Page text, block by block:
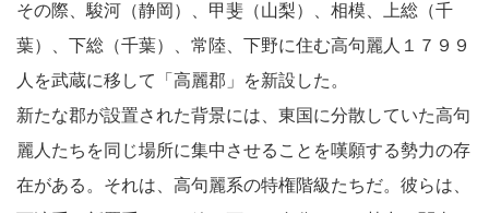
その際、駿河（静岡）、甲斐（山梨）、相模、上総（千
葉）、下総（千葉）、常陸、下野に住む高句麗人１７９９
人を武蔵に移して「高麗郡」を新設した。
新たな郡が設置された背景には、東国に分散していた高句
麗人たちを同じ場所に集中させることを嘆願する勢力の存
在がある。それは、高句麗系の特権階級たちだ。彼らは、